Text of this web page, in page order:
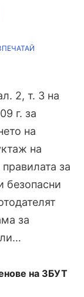
2, т. 3 на
г. за
на
на
за
безопасни
за
на ЗБУТ